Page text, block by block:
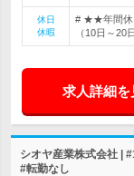
休日
休暇
# ★★年間休
（10日～20
求人詳細を
シオヤ産業株式会社 |
#転勤なし